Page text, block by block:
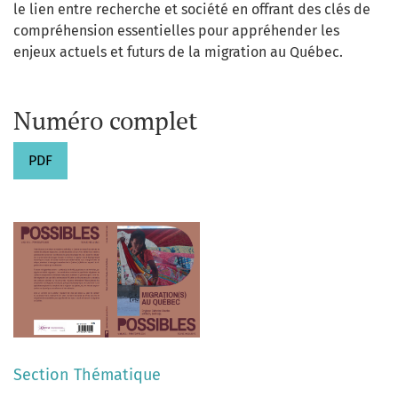
le lien entre recherche et société en offrant des clés de
compréhension essentielles pour appréhender les
enjeux actuels et futurs de la migration au Québec.
Numéro complet
PDF
Section Thématique